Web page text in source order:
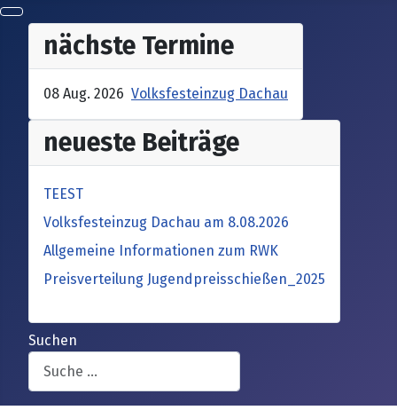
nächste Termine
08 Aug. 2026 Volksfesteinzug Dachau
neueste Beiträge
TEEST
Volksfesteinzug Dachau am 8.08.2026
Allgemeine Informationen zum RWK
Preisverteilung Jugendpreisschießen_2025
Suchen